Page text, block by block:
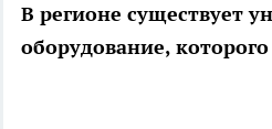
В регионе существует
оборудование,